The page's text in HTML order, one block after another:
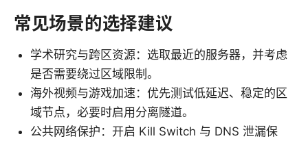
常见场景的选择建议
学术研究与跨区资源：选取最近的服务器，并考虑
是否需要绕过区域限制。
海外视频与游戏加速：优先测试低延迟、稳定的区
域节点，必要时启用分离隧道。
公共网络保护：开启 Kill Switch 与 DNS 泄漏保